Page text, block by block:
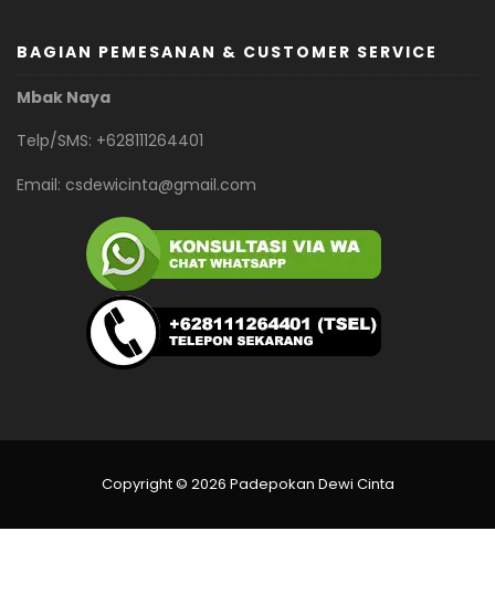
BAGIAN PEMESANAN & CUSTOMER SERVICE
Mbak Naya
Telp/SMS: +628111264401
Email: csdewicinta@gmail.com
Copyright © 2026 Padepokan Dewi Cinta